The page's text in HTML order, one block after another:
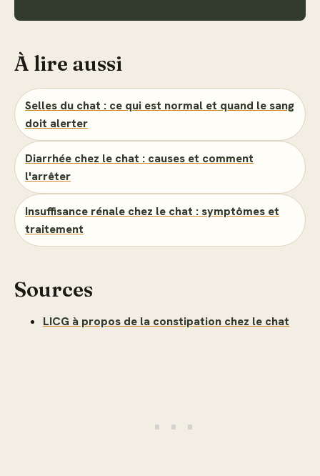
À lire aussi
Selles du chat : ce qui est normal et quand le sang
doit alerter
Diarrhée chez le chat : causes et comment
l'arrêter
Insuffisance rénale chez le chat : symptômes et
traitement
Sources
LICG à propos de la constipation chez le chat